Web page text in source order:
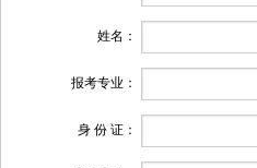
姓名：
报考专业：
身 份 证：